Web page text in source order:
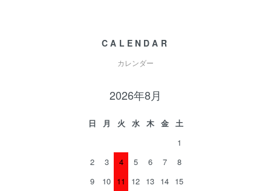
CALENDAR
カレンダー
2026年8月
日 月 火 水 木 金
土
1
2
3 4 5 6 7
8
9
10 11 12 13 14 15